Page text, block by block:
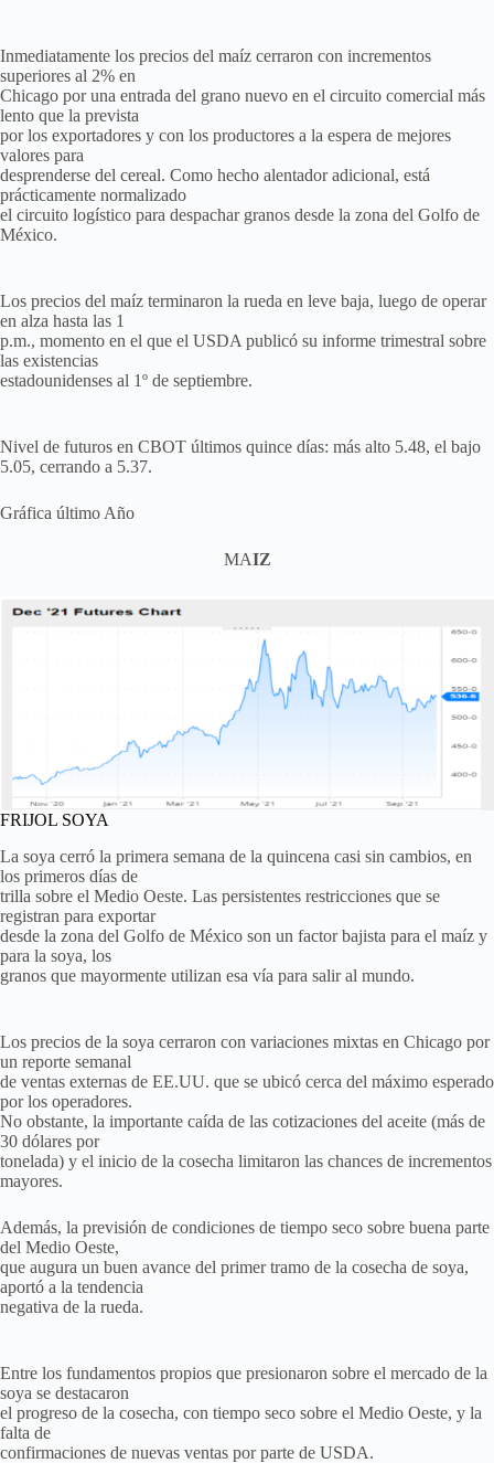
Inmediatamente los precios del maíz cerraron con incrementos
superiores al 2% en
Chicago por una entrada del grano nuevo en el circuito comercial más
lento que la prevista
por los exportadores y con los productores a la espera de mejores
valores para
desprenderse del cereal. Como hecho alentador adicional, está
prácticamente normalizado
el circuito logístico para despachar granos desde la zona del Golfo de
México.
Los precios del maíz terminaron la rueda en leve baja, luego de operar
en alza hasta las 1
p.m., momento en el que el USDA publicó su informe trimestral sobre
las existencias
estadounidenses al 1º de septiembre.
Nivel de futuros en CBOT últimos quince días: más alto 5.48, el bajo
5.05, cerrando a 5.37.
Gráfica último Año
MAIZ
FRIJOL SOYA
La soya cerró la primera semana de la quincena casi sin cambios, en
los primeros días de
trilla sobre el Medio Oeste. Las persistentes restricciones que se
registran para exportar
desde la zona del Golfo de México son un factor bajista para el maíz y
para la soya, los
granos que mayormente utilizan esa vía para salir al mundo.
Los precios de la soya cerraron con variaciones mixtas en Chicago por
un reporte semanal
de ventas externas de EE.UU. que se ubicó cerca del máximo esperado
por los operadores.
No obstante, la importante caída de las cotizaciones del aceite (más de
30 dólares por
tonelada) y el inicio de la cosecha limitaron las chances de incrementos
mayores.
Además, la previsión de condiciones de tiempo seco sobre buena parte
del Medio Oeste,
que augura un buen avance del primer tramo de la cosecha de soya,
aportó a la tendencia
negativa de la rueda.
Entre los fundamentos propios que presionaron sobre el mercado de la
soya se destacaron
el progreso de la cosecha, con tiempo seco sobre el Medio Oeste, y la
falta de
confirmaciones de nuevas ventas por parte de USDA.